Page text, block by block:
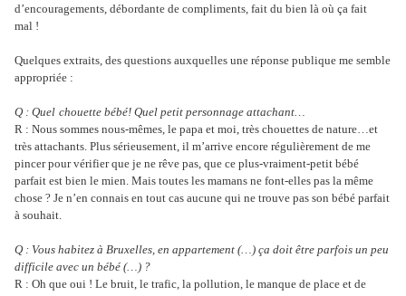
d’encouragements, débordante de compliments, fait du bien là où ça fait
mal !
Quelques extraits, des questions auxquelles une réponse publique me semble
appropriée :
Q : Quel chouette bébé! Quel petit personnage attachant…
R : Nous sommes nous-mêmes, le papa et moi, très chouettes de nature…et
très attachants. Plus sérieusement, il m’arrive encore régulièrement de me
pincer pour vérifier que je ne rêve pas, que ce plus-vraiment-petit bébé
parfait est bien le mien. Mais toutes les mamans ne font-elles pas la même
chose ? Je n’en connais en tout cas aucune qui ne trouve pas son bébé parfait
à souhait.
Q : Vous habitez à Bruxelles, en appartement (…) ça doit être parfois un peu
difficile avec un bébé (…) ?
R : Oh que oui ! Le bruit, le trafic, la pollution, le manque de place et de